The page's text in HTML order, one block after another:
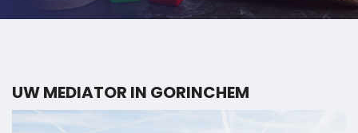
UW MEDIATOR IN GORINCHEM